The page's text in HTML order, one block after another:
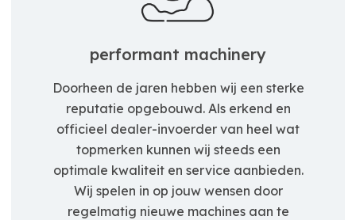
performant machinery
Doorheen de jaren hebben wij een sterke
reputatie opgebouwd. Als erkend en
officieel dealer-invoerder van heel wat
topmerken kunnen wij steeds een
optimale kwaliteit en service aanbieden.
Wij spelen in op jouw wensen door
regelmatig nieuwe machines aan te